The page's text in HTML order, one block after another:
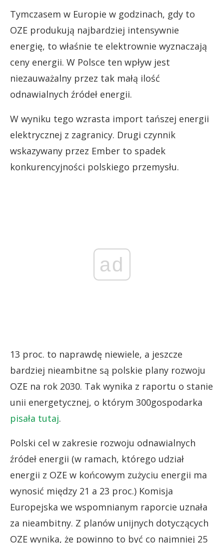
Tymczasem w Europie w godzinach, gdy to
OZE produkują najbardziej intensywnie
energię, to właśnie te elektrownie wyznaczają
ceny energii. W Polsce ten wpływ jest
niezauważalny przez tak małą ilość
odnawialnych źródeł energii.
W wyniku tego wzrasta import tańszej energii
elektrycznej z zagranicy. Drugi czynnik
wskazywany przez Ember to spadek
konkurencyjności polskiego przemysłu.
ad
13 proc. to naprawdę niewiele, a jeszcze
bardziej nieambitne są polskie plany rozwoju
OZE na rok 2030. Tak wynika z raportu o stanie
unii energetycznej, o którym 300gospodarka
pisała tutaj.
Polski cel w zakresie rozwoju odnawialnych
źródeł energii (w ramach, którego udział
energii z OZE w końcowym zużyciu energii ma
wynosić między 21 a 23 proc.) Komisja
Europejska we wspomnianym raporcie uznała
za nieambitny. Z planów unijnych dotyczących
OZE wynika, że powinno to być co najmniej 25